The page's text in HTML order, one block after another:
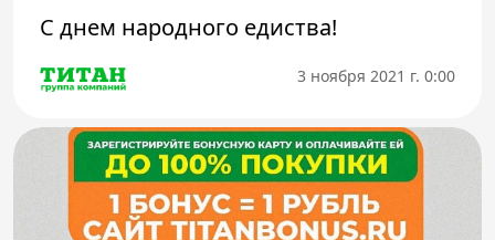
С днем народного едиства!
3 ноября 2021 г. 0:00